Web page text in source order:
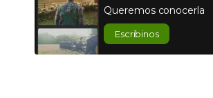
Queremos conocerla
Escribinos